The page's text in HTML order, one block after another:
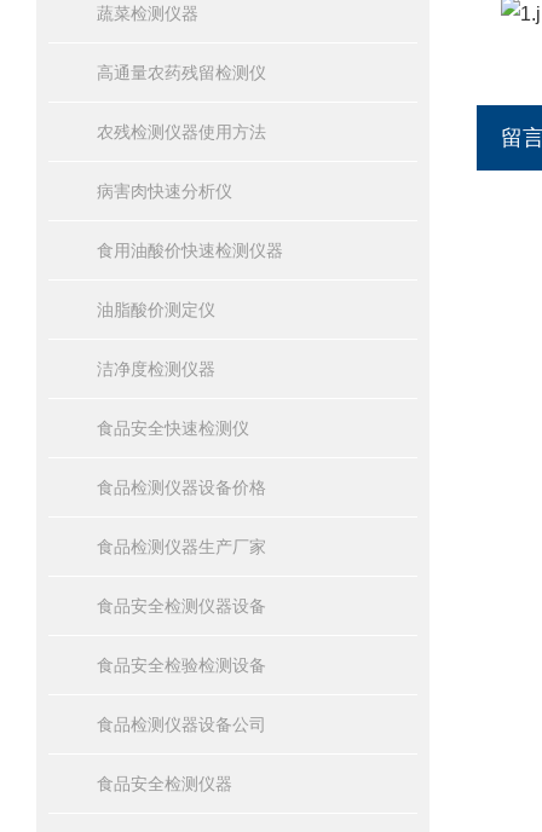
蔬菜检测仪器
高通量农药残留检测仪
农残检测仪器使用方法
病害肉快速分析仪
食用油酸价快速检测仪器
油脂酸价测定仪
洁净度检测仪器
食品安全快速检测仪
食品检测仪器设备价格
食品检测仪器生产厂家
食品安全检测仪器设备
食品安全检验检测设备
食品检测仪器设备公司
食品安全检测仪器
留